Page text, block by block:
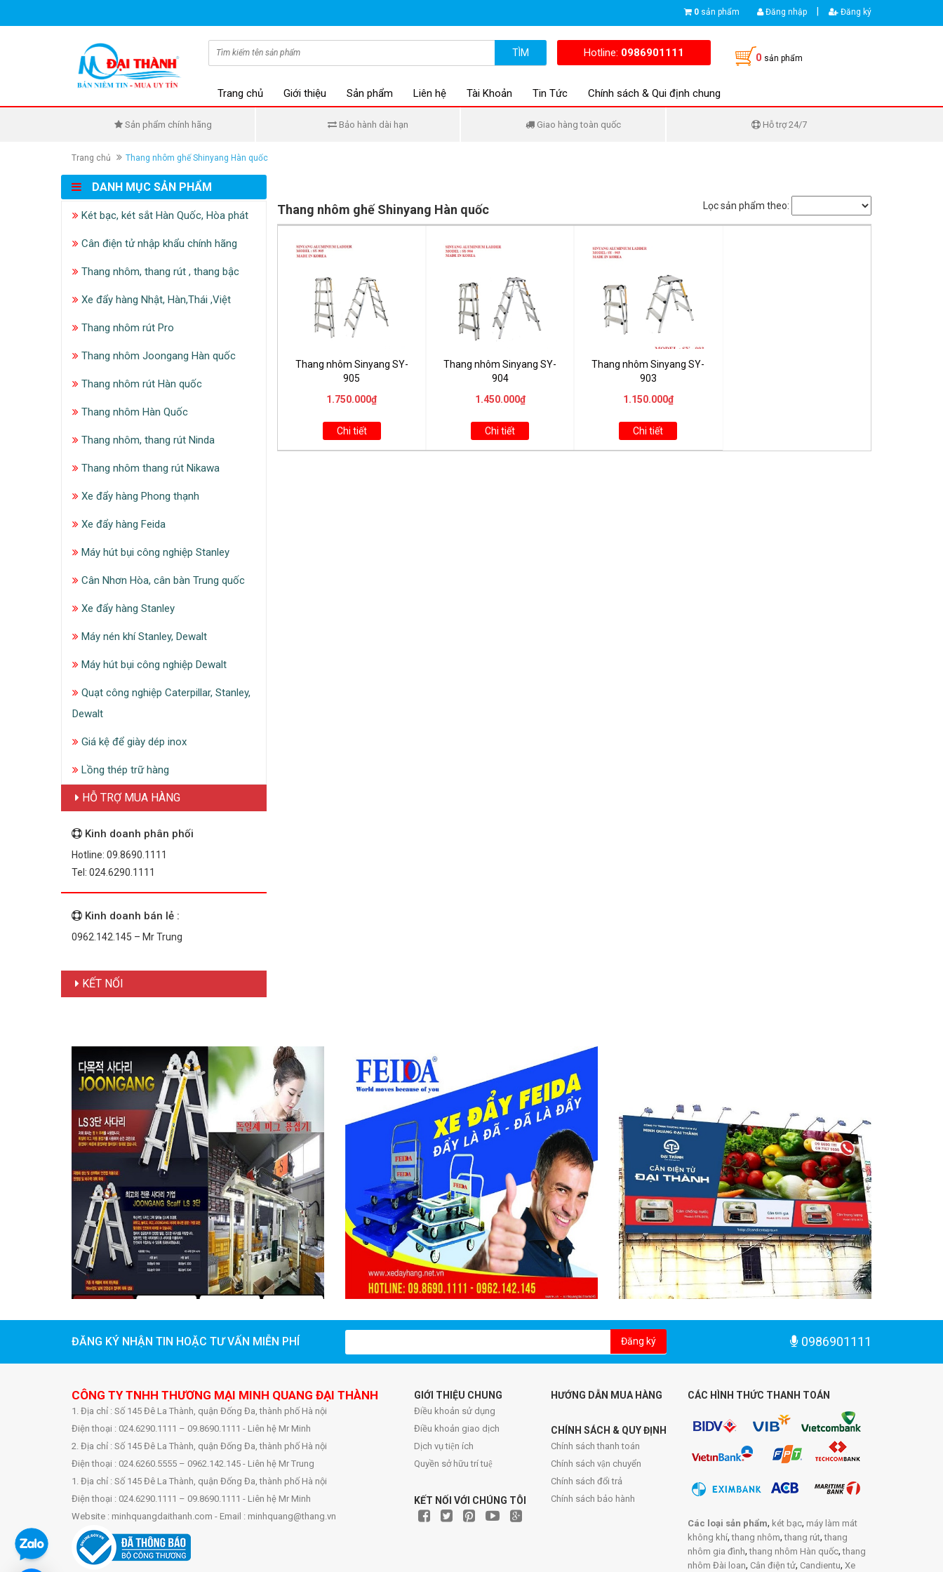
0 sản phẩm Đăng nhập Đăng ký
TÌM Hotline: 0986901111 0 sản phẩm
Trang chủ Giới thiệu Sản phẩm Liên hệ Tài Khoản Tin Tức Chính sách & Qui định chung
Sản phẩm chính hãng Bảo hành dài hạn Giao hàng toàn quốc Hỗ trợ 24/7
Trang chủ Thang nhôm ghế Shinyang Hàn quốc
DANH MỤC SẢN PHẨM
Két bạc, két sắt Hàn Quốc, Hòa phát
Cân điện tử nhập khẩu chính hãng
Thang nhôm, thang rút , thang bậc
Xe đẩy hàng Nhật, Hàn,Thái ,Việt
Thang nhôm rút Pro
Thang nhôm Joongang Hàn quốc
Thang nhôm rút Hàn quốc
Thang nhôm Hàn Quốc
Thang nhôm, thang rút Ninda
Thang nhôm thang rút Nikawa
Xe đẩy hàng Phong thạnh
Xe đẩy hàng Feida
Máy hút bụi công nghiệp Stanley
Cân Nhơn Hòa, cân bàn Trung quốc
Xe đẩy hàng Stanley
Máy nén khí Stanley, Dewalt
Máy hút bụi công nghiệp Dewalt
Quạt công nghiệp Caterpillar, Stanley,
Dewalt
Giá kệ để giày dép inox
Lồng thép trữ hàng
HỖ TRỢ MUA HÀNG
Kinh doanh phân phối
Hotline: 09.8690.1111
Tel: 024.6290.1111
Kinh doanh bán lẻ :
0962.142.145 – Mr Trung
KẾT NỐI
Thang nhôm ghế Shinyang Hàn quốc Lọc sản phẩm theo:
Thang nhôm Sinyang SY-
905
1.750.000₫
Chi tiết
Thang nhôm Sinyang SY-
904
1.450.000₫
Chi tiết
Thang nhôm Sinyang SY-
903
1.150.000₫
Chi tiết
ĐĂNG KÝ NHẬN TIN HOẶC TƯ VẤN MIỄN PHÍ Đăng ký 0986901111
CÔNG TY TNHH THƯƠNG MẠI MINH QUANG ĐẠI THÀNH
1. Địa chỉ : Số 145 Đê La Thành, quận Đống Đa, thành phố Hà nội
Điện thoại : 024.6290.1111 – 09.8690.1111 - Liên hệ Mr Minh
2. Địa chỉ : Số 145 Đê La Thành, quận Đống Đa, thành phố Hà nội
Điện thoại : 024.6260.5555 – 0962.142.145 - Liên hệ Mr Trung
1. Địa chỉ : Số 145 Đê La Thành, quận Đống Đa, thành phố Hà nội
Điện thoại : 024.6290.1111 – 09.8690.1111 - Liên hệ Mr Minh
Website : minhquangdaithanh.com - Email : minhquang@thang.vn
GIỚI THIỆU CHUNG
Điều khoản sử dụng
Điều khoản giao dịch
Dịch vụ tiện ích
Quyền sở hữu trí tuệ
KẾT NỐI VỚI CHÚNG TÔI
HƯỚNG DẪN MUA HÀNG
CHÍNH SÁCH & QUY ĐỊNH
Chính sách thanh toán
Chính sách vận chuyển
Chính sách đổi trả
Chính sách bảo hành
CÁC HÌNH THỨC THANH TOÁN
Các loại sản phẩm, két bạc, máy làm mát
không khí,thang nhôm,thang rút,thang
nhôm gia đình,thang nhôm Hàn quốc,thang
nhôm Đài loan, Cân điện tử, Candientu, Xe